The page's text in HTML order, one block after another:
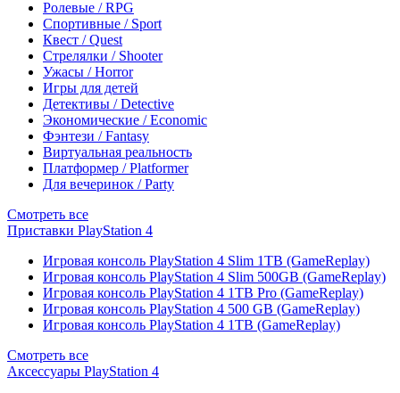
Ролевые / RPG
Спортивные / Sport
Квест / Quest
Стрелялки / Shooter
Ужасы / Horror
Игры для детей
Детективы / Detective
Экономические / Economic
Фэнтези / Fantasy
Виртуальная реальность
Платформер / Platformer
Для вечеринок / Party
Смотреть все
Приставки PlayStation 4
Игровая консоль PlayStation 4 Slim 1TB (GameReplay)
Игровая консоль PlayStation 4 Slim 500GB (GameReplay)
Игровая консоль PlayStation 4 1TB Pro (GameReplay)
Игровая консоль PlayStation 4 500 GB (GameReplay)
Игровая консоль PlayStation 4 1TB (GameReplay)
Смотреть все
Аксессуары PlayStation 4